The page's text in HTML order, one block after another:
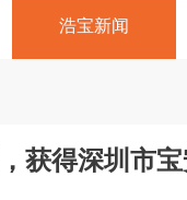
浩宝新闻
获得深圳市